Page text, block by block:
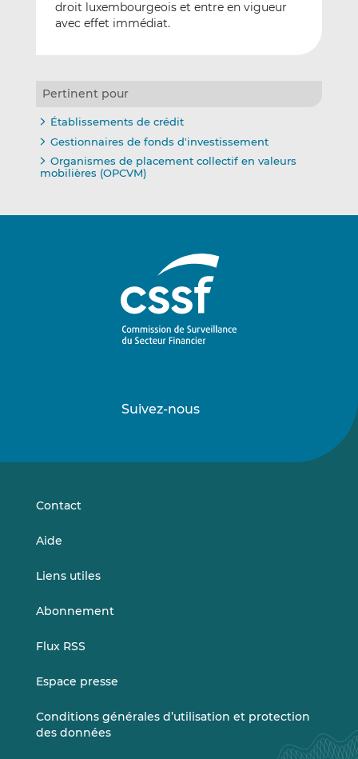
droit luxembourgeois et entre en vigueur
avec effet immédiat.
Pertinent pour
Établissements de crédit
Gestionnaires de fonds d'investissement
Organismes de placement collectif en valeurs
mobilières (OPCVM)
Suivez-nous
sursur
Contact
Aide
Liens utiles
Abonnement
Flux RSS
Espace presse
Conditions générales d’utilisation et protection
des données